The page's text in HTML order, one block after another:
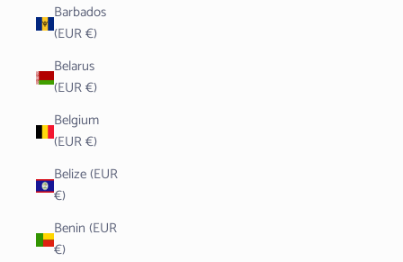
Barbados
(EUR €)
Belarus
(EUR €)
Belgium
(EUR €)
Belize (EUR
€)
Benin (EUR
€)